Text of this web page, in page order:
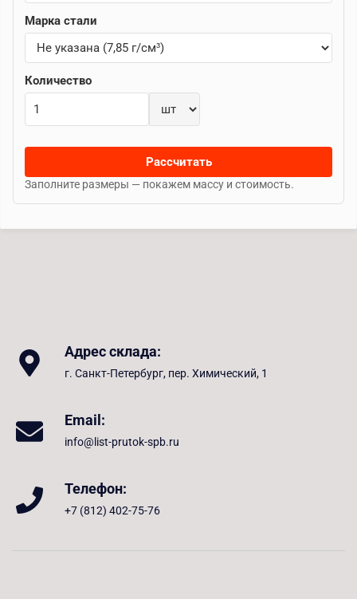
Марка стали
Количество
Рассчитать
Заполните размеры — покажем массу и стоимость.
Адрес склада:
г. Санкт-Петербург, пер. Химический, 1
Email:
info@list-prutok-spb.ru
Телефон:
+7 (812) 402-75-76